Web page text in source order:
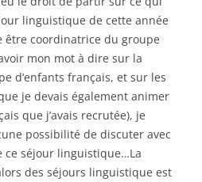
linguistique de cette année
être coordinatrice du groupe
mon mot à dire sur la
d’enfants français, et sur les
je devais également animer
que j’avais recrutée), je
possibilité de discuter avec
ce séjour linguistique…La
des séjours linguistique est